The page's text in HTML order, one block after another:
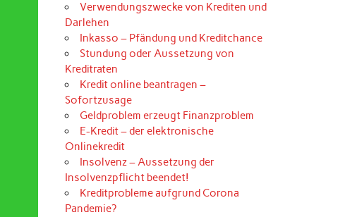
Verwendungszwecke von Krediten und
Darlehen
Inkasso – Pfändung und Kreditchance
Stundung oder Aussetzung von
Kreditraten
Kredit online beantragen –
Sofortzusage
Geldproblem erzeugt Finanzproblem
E-Kredit – der elektronische
Onlinekredit
Insolvenz – Aussetzung der
Insolvenzpflicht beendet!
Kreditprobleme aufgrund Corona
Pandemie?